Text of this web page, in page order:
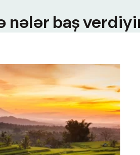
nələr baş